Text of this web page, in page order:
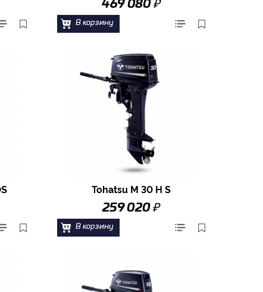
469 080
В корзину
Tohatsu M 30 H S
259 020 ₽
В корзину